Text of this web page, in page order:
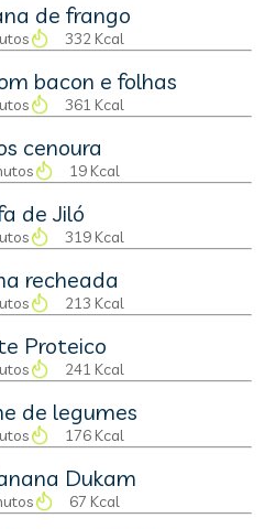
de frango
332 Kcal
bacon e folhas
361 Kcal
cenoura
19 Kcal
de Jiló
319 Kcal
recheada
213 Kcal
Proteico
241 Kcal
de legumes
176 Kcal
Dukam
67 Kcal